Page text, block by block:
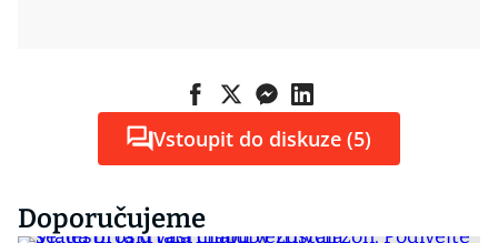
Vstoupit do diskuze (5)
Doporučujeme